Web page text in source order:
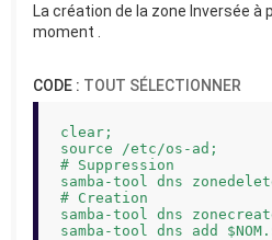
La création de la zone Inversée à
moment .
CODE : TOUT SÉLECTIONNER
clear;
source /etc/os-ad;
# Suppression
samba-tool dns zonedelete
# Creation
samba-tool dns zonecreate
samba-tool dns add